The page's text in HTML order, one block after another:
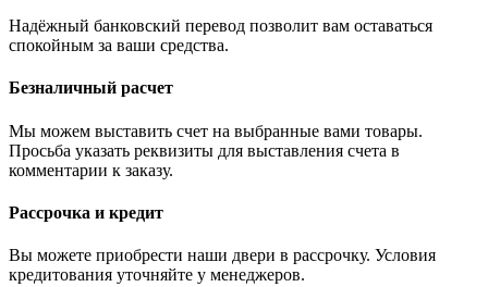
Надёжный банковский перевод позволит вам оставаться
спокойным за ваши средства.
Безналичный расчет
Мы можем выставить счет на выбранные вами товары.
Просьба указать реквизиты для выставления счета в
комментарии к заказу.
Рассрочка и кредит
Вы можете приобрести наши двери в рассрочку. Условия
кредитования уточняйте у менеджеров.